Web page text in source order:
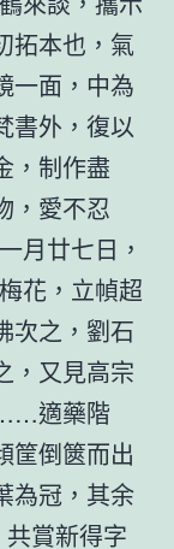
拓本也，氣
一面，中為
書外，復以
，制作盡
，愛不忍
月廿七日，
花，立幀超
次之，劉石
，又見高宗
適藥階
筐倒篋而出
為冠，其余
共賞新得字